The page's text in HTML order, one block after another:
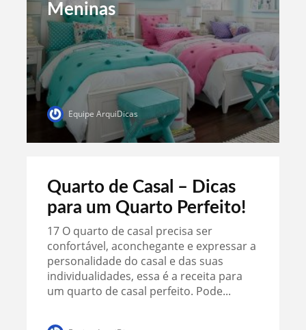
Meninas
Equipe ArquiDicas
Quarto de Casal – Dicas
para um Quarto Perfeito!
17 O quarto de casal precisa ser
confortável, aconchegante e expressar a
personalidade do casal e das suas
individualidades, essa é a receita para
um quarto de casal perfeito. Pode...